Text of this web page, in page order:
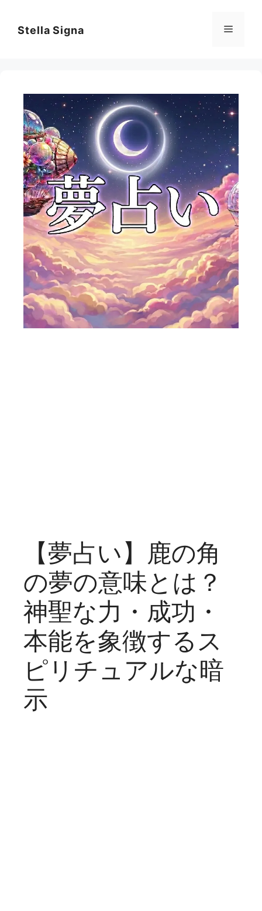
Stella Signa メ
ュ
【夢占い】鹿の角
の夢の意味とは？
神聖な力・成功・
本能を象徴するス
ピリチュアルな暗
示